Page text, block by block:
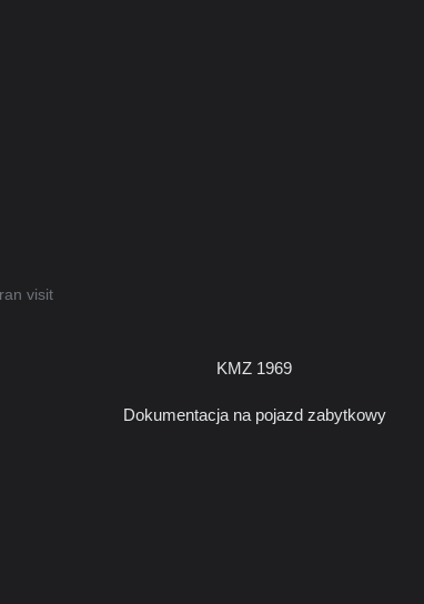
visit
KMZ 1969
Dokumentacja na pojazd zabytkowy